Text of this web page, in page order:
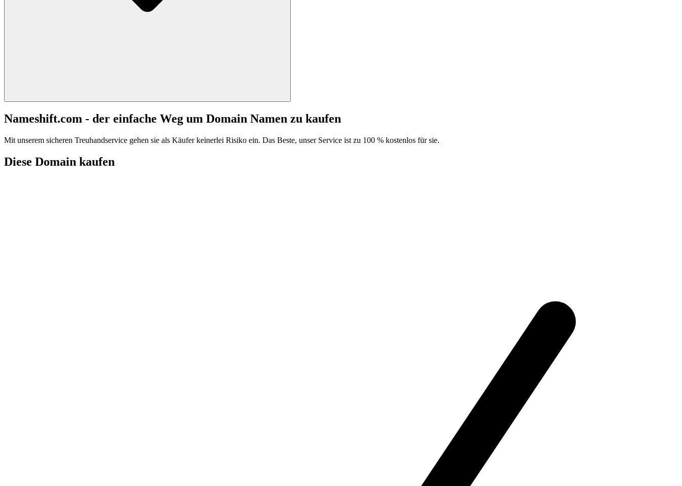
Nameshift.com - der einfache Weg um Domain Namen zu kaufen
Mit unserem sicheren Treuhandservice gehen sie als Käufer keinerlei Risiko ein. Das Beste, unser Service ist zu 100 % kostenlos für sie.
Diese Domain kaufen